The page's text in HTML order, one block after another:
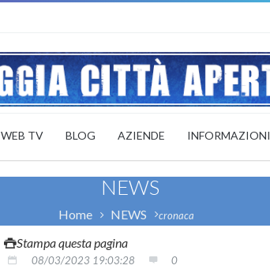
WEB TV BLOG AZIENDE INFORMAZIONI
NEWS
Home NEWS cronaca
Stampa questa pagina
08/03/2023 19:03:28 0